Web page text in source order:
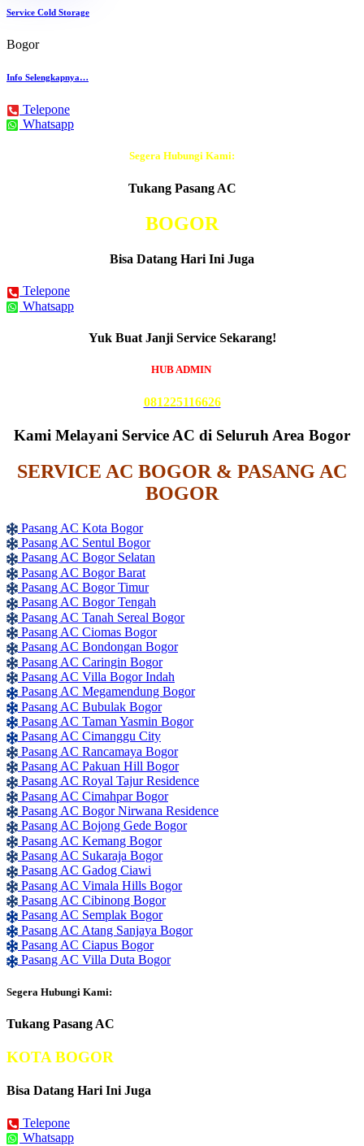
Service Cold Storage
Bogor
Info Selengkapnya…
Telepone
Whatsapp
Segera Hubungi Kami:
Tukang Pasang AC
BOGOR
Bisa Datang Hari Ini Juga
Telepone
Whatsapp
Yuk Buat Janji Service Sekarang!
HUB ADMIN
081225116626
Kami Melayani Service AC di Seluruh Area Bogor
SERVICE AC BOGOR & PASANG AC
BOGOR
Pasang AC Kota Bogor
Pasang AC Sentul Bogor
Pasang AC Bogor Selatan
Pasang AC Bogor Barat
Pasang AC Bogor Timur
Pasang AC Bogor Tengah
Pasang AC Tanah Sereal Bogor
Pasang AC Ciomas Bogor
Pasang AC Bondongan Bogor
Pasang AC Caringin Bogor
Pasang AC Villa Bogor Indah
Pasang AC Megamendung Bogor
Pasang AC Bubulak Bogor
Pasang AC Taman Yasmin Bogor
Pasang AC Cimanggu City
Pasang AC Rancamaya Bogor
Pasang AC Pakuan Hill Bogor
Pasang AC Royal Tajur Residence
Pasang AC Cimahpar Bogor
Pasang AC Bogor Nirwana Residence
Pasang AC Bojong Gede Bogor
Pasang AC Kemang Bogor
Pasang AC Sukaraja Bogor
Pasang AC Gadog Ciawi
Pasang AC Vimala Hills Bogor
Pasang AC Cibinong Bogor
Pasang AC Semplak Bogor
Pasang AC Atang Sanjaya Bogor
Pasang AC Ciapus Bogor
Pasang AC Villa Duta Bogor
Segera Hubungi Kami:
Tukang Pasang AC
KOTA BOGOR
Bisa Datang Hari Ini Juga
Telepone
Whatsapp